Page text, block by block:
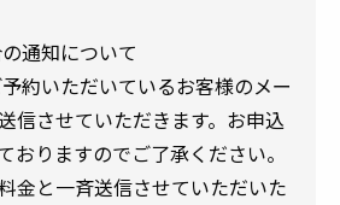
通知について
約いただいているお客様のメー
信させていただきます。お申込
おりますのでご了承ください。
金と一斉送信させていただいた